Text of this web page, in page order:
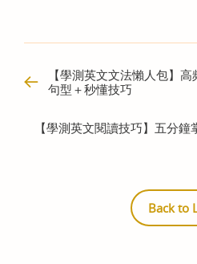
【學測英文文法懶人包】
句型＋秒懂技巧
【學測英文閱讀技巧】五分
Back to